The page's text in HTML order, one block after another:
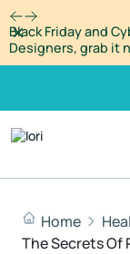
Black Friday and
Designers, grab it
Dismiss
Home
The Secrets Of